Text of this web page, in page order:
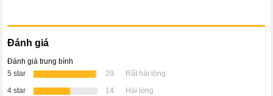
Đánh giá
Đánh giá trung bình
5 star
29
Rất hài lòng
4 star
14
Hài lòng